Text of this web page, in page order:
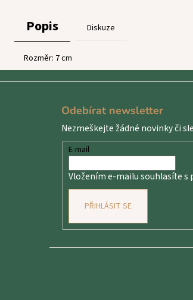
Popis Diskuze
Rozměr: 7 cm
Odebírat newsletter
Nezmeškejte žádné novinky či
E-mail
Vložením e-mailu souhlasíte s
PŘIHLÁSIT SE